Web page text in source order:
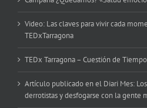
Video: Las claves para vivir cada
TEDxTarragona
TEDx Tarragona – Cuestión de Tiempo
Artículo publicado en el Diari Mes:
derrotistas y desfogarse con la gente